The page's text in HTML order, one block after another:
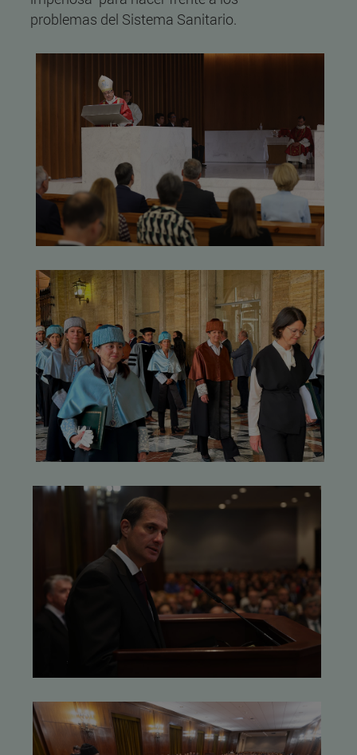
problemas del Sistema Sanitario.